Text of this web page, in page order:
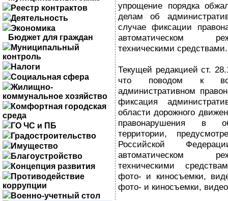
Реестр контрактов
Деятельность
Экономика
Бюджет для граждан
Муниципальный
контроль
Налоги
Социальная сфера
Жилищно-
коммунальное хозяйство
Комфортная городская
среда
ГО ЧС и ПБ
Градостроительство
Имущество
Благоустройство
Концепция развития
Противодействие
коррупции
Военно-учетный стол
упрощение порядка
делам об
случае фиксации
автоматическом
техническими средствами.
Текущей редакцией ст.
что поводом к
административном
фиксация
области дорожного
правонарушения в
территории,
Российской
автоматическом
техническими
фото- и киносъемки,
фото- и киносъемки,